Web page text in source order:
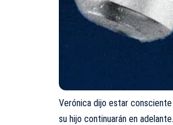
Verónica dijo estar
su hijo continuarán en adelante.